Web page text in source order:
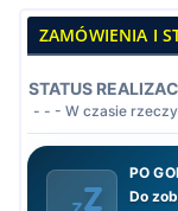
ZAMÓWIENIA I
STATUS
- - - W czasie
PO
Do